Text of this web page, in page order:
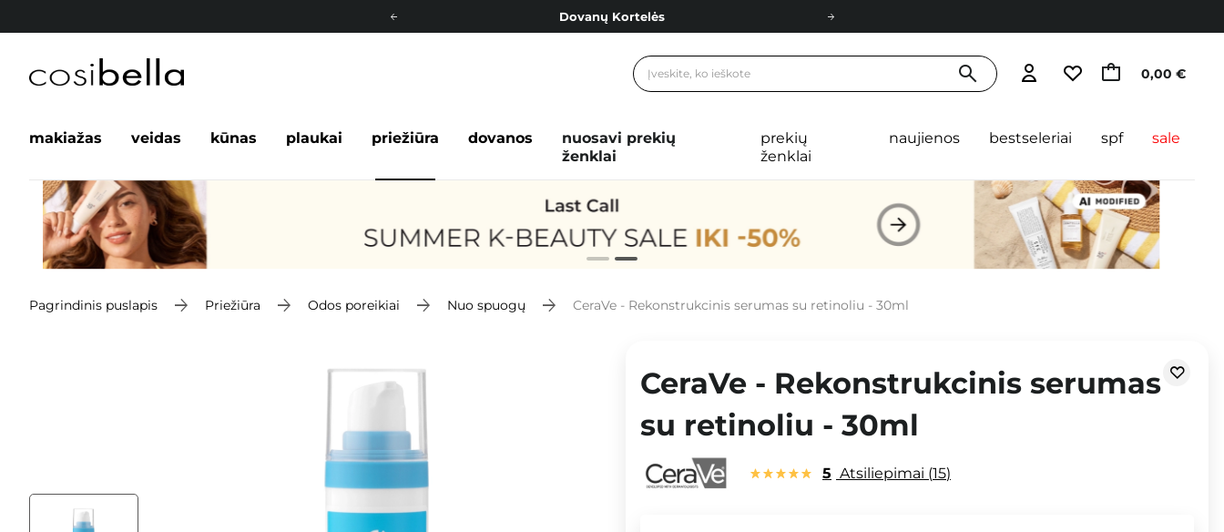
Dovanų Kortelės
Nemokamas pristatymas nuo 40,00 € 0,00 €
makiažas veidas kūnas plaukai priežiūra dovanos
nuosavi prekių
ženklai
prekių
ženklai
naujienos bestseleriai spf sale
Pagrindinis puslapis Priežiūra Odos poreikiai Nuo spuogų CeraVe - Rekonstrukcinis serumas su retinoliu - 30ml
CeraVe - Rekonstrukcinis serumas
su retinoliu - 30ml
5 Atsiliepimai 15